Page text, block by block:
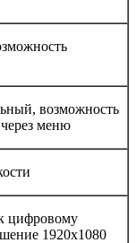
возможность
меню
цифровому
1920х1080